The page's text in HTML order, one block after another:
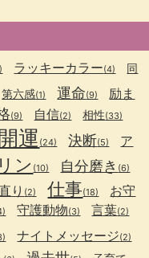
ラッキーカラー(4)
同
第六感(1) 運命(9)
励ま
(9) 自信(2) 相性(33)
運 (24) 決断(5)
ア
ン (10) 自分磨き (6)
り (2) 仕事(18)
お守
守護動物(3) 言葉(2)
ナイトメッセージ(2)